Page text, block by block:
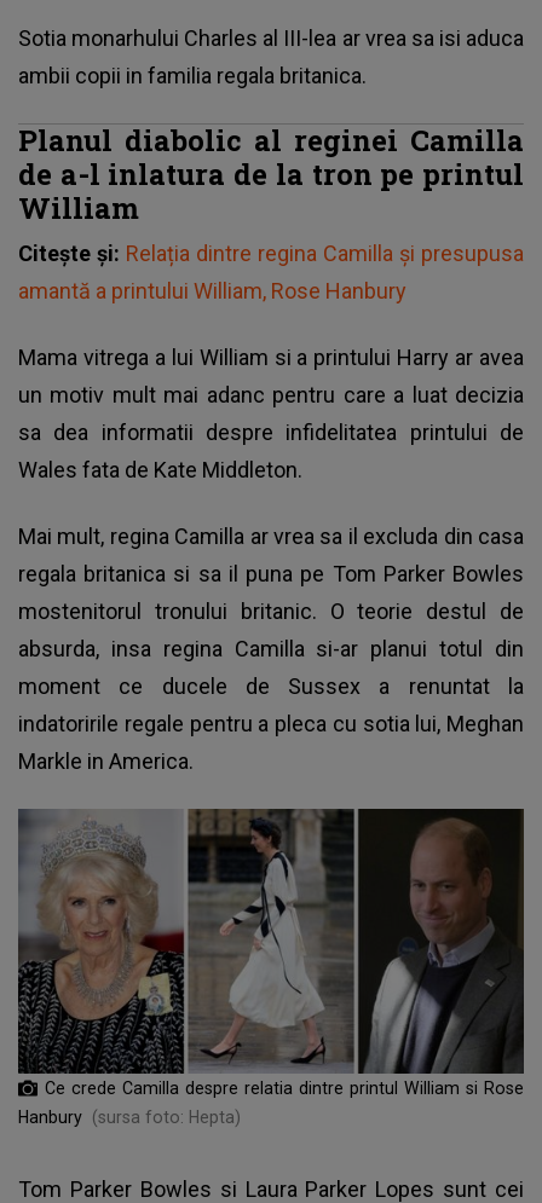
Sotia monarhului Charles al III-lea ar vrea sa isi aduca
ambii copii in familia regala britanica.
Planul diabolic al reginei Camilla
de a-l inlatura de la tron pe printul
William
Citește și: Relația dintre regina Camilla și presupusa
amantă a printului William, Rose Hanbury
Mama vitrega a lui William si a printului Harry ar avea
un motiv mult mai adanc pentru care a luat decizia
sa dea informatii despre infidelitatea printului de
Wales fata de Kate Middleton.
Mai mult, regina Camilla ar vrea sa il excluda din casa
regala britanica si sa il puna pe Tom Parker Bowles
mostenitorul tronului britanic. O teorie destul de
absurda, insa regina Camilla si-ar planui totul din
moment ce ducele de Sussex a renuntat la
indatoririle regale pentru a pleca cu sotia lui, Meghan
Markle in America.
Ce crede Camilla despre relatia dintre printul William si Rose
Hanbury (sursa foto: Hepta)
Tom Parker Bowles si Laura Parker Lopes sunt cei